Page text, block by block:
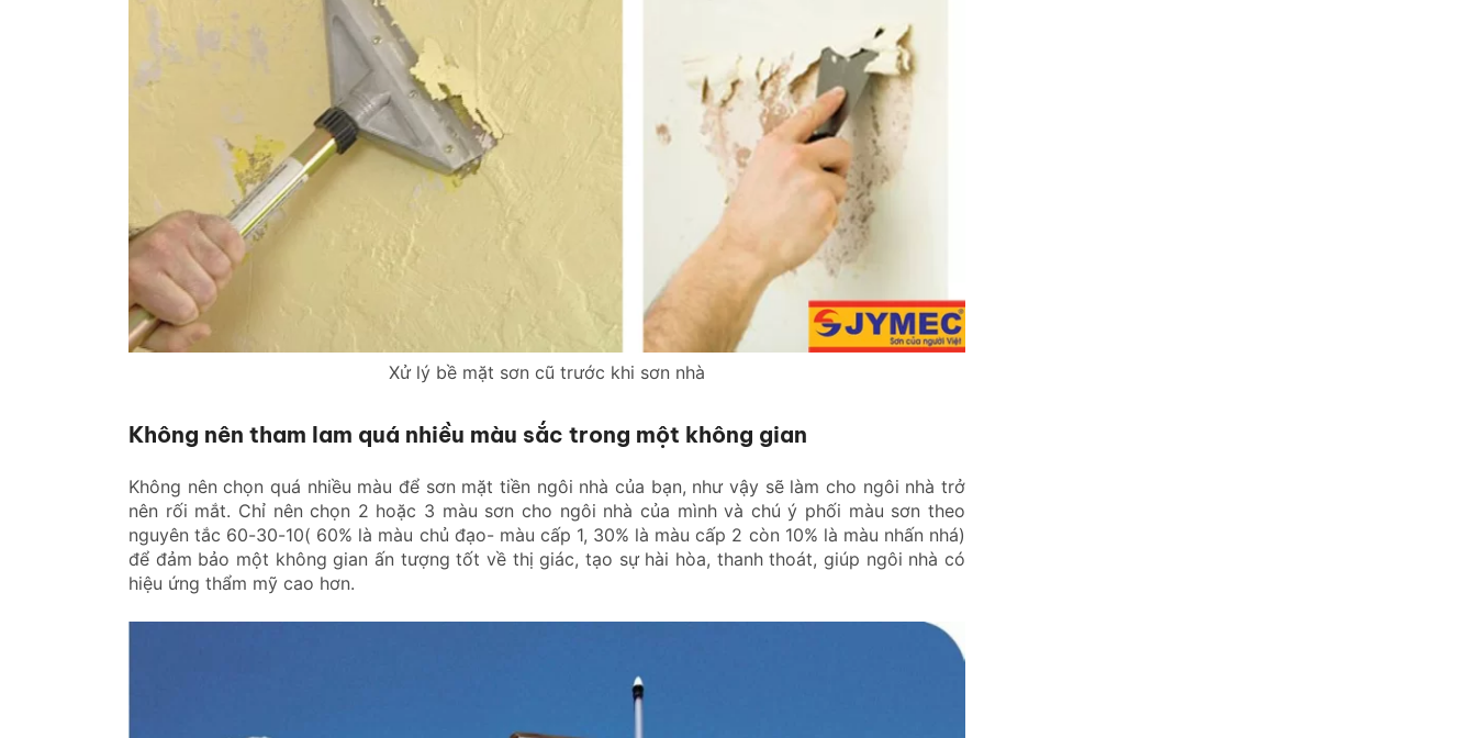
Xử lý bề mặt sơn cũ trước khi sơn nhà
Không nên tham lam quá nhiều màu sắc trong một không gian
Không nên chọn quá nhiều màu để sơn mặt tiền ngôi nhà của bạn, như vậy sẽ làm cho ngôi nhà trở
nên rối mắt. Chỉ nên chọn 2 hoặc 3 màu sơn cho ngôi nhà của mình và chú ý phối màu sơn theo
nguyên tắc 60-30-10( 60% là màu chủ đạo- màu cấp 1, 30% là màu cấp 2 còn 10% là màu nhấn nhá)
để đảm bảo một không gian ấn tượng tốt về thị giác, tạo sự hài hòa, thanh thoát, giúp ngôi nhà có
hiệu ứng thẩm mỹ cao hơn.